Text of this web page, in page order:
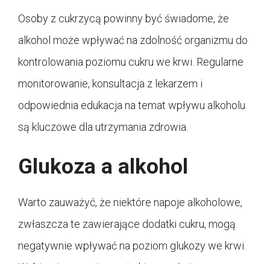
Osoby z cukrzycą powinny być świadome, że
alkohol może wpływać na zdolność organizmu do
kontrolowania poziomu cukru we krwi. Regularne
monitorowanie, konsultacja z lekarzem i
odpowiednia edukacja na temat wpływu alkoholu
są kluczowe dla utrzymania zdrowia.
Glukoza a alkohol
Warto zauważyć, że niektóre napoje alkoholowe,
zwłaszcza te zawierające dodatki cukru, mogą
negatywnie wpływać na poziom glukozy we krwi.